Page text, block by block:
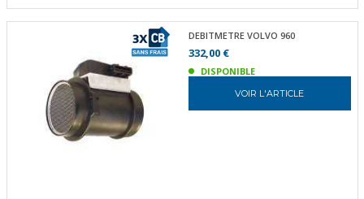
DEBITMETRE VOLVO 960
332,00 €
DISPONIBLE
VOIR L'ARTICLE